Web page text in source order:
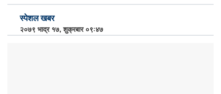
स्पेशल खबर
२०७९ भाद्र १७, शुक्रबार ०९:४७